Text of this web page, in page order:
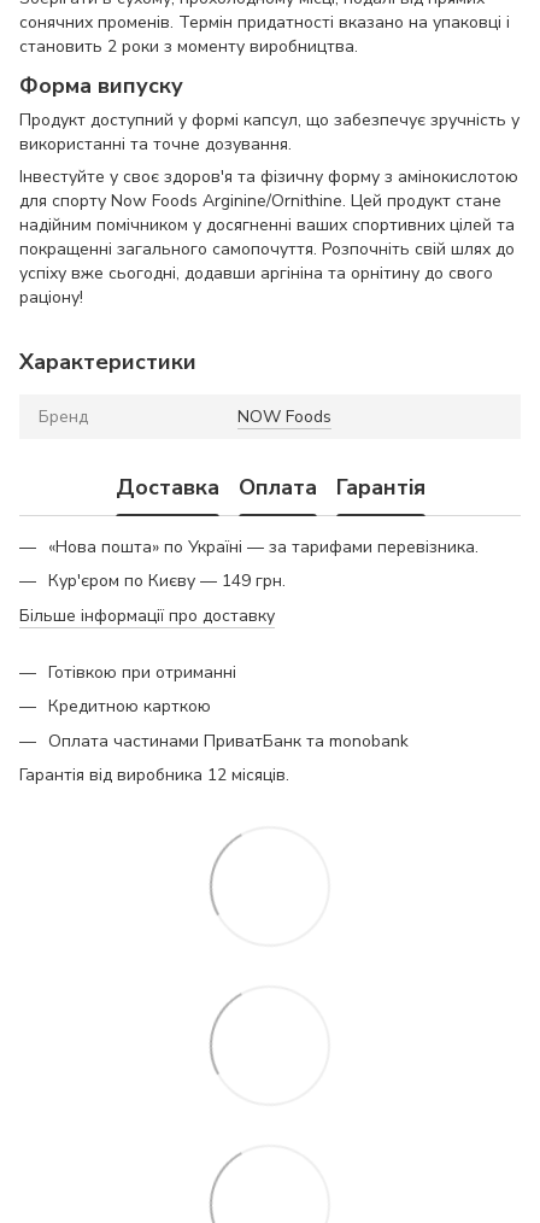
сонячних променів. Термін придатності вказано на упаковці і
становить 2 роки з моменту виробництва.
Форма випуску
Продукт доступний у формі капсул, що забезпечує зручність у
використанні та точне дозування.
Інвестуйте у своє здоров'я та фізичну форму з амінокислотою
для спорту Now Foods Arginine/Ornithine. Цей продукт стане
надійним помічником у досягненні ваших спортивних цілей та
покращенні загального самопочуття. Розпочніть свій шлях до
успіху вже сьогодні, додавши аргініна та орнітину до свого
раціону!
Характеристики
Бренд NOW Foods
Доставка Оплата Гарантія
«Нова пошта» по Україні — за тарифами перевізника.
Кур'єром по Києву — 149 грн.
Більше інформації про доставку
Готівкою при отриманні
Кредитною карткою
Оплата частинами ПриватБанк та monobank
Гарантія від виробника 12 місяців.